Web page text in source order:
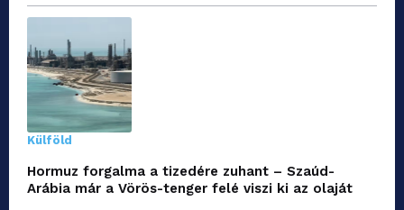
Külföld
Hormuz forgalma a tizedére zuhant – Szaúd-
Arábia már a Vörös-tenger felé viszi ki az olaját